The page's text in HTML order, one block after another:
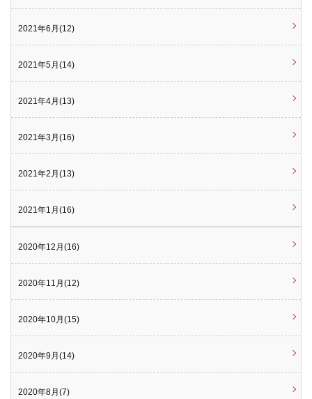
2021年6月(12)
2021年5月(14)
2021年4月(13)
2021年3月(16)
2021年2月(13)
2021年1月(16)
2020年12月(16)
2020年11月(12)
2020年10月(15)
2020年9月(14)
2020年8月(7)